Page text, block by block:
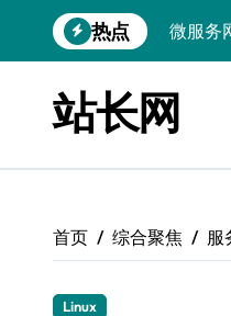
到
热点
数据科
前端领
技术赋
系统管
站长网
首页 综合聚焦 服
Linux